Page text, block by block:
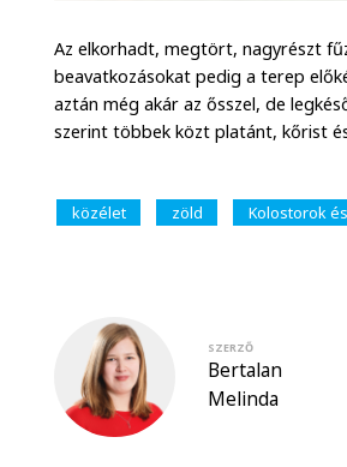
Az elkorhadt, megtört, nagyrészt
beavatkozásokat pedig a terep
aztán még akár az ősszel, de
szerint többek közt platánt, kőrist
közélet zöld Kolostorok
SZERZŐ
Bertalan
Melinda